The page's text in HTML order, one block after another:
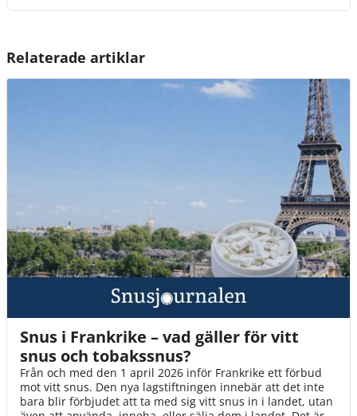
Relaterade artiklar
Snus i Frankrike – vad gäller för vitt
snus och tobakssnus?
Från och med den 1 april 2026 inför Frankrike ett förbud
mot vitt snus. Den nya lagstiftningen innebär att det inte
bara blir förbjudet att ta med sig vitt snus in i landet, utan